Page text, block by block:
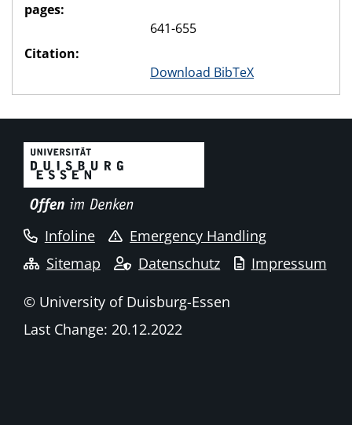
pages:
641-655
Citation:
Download BibTeX
Infoline
Emergency Handling
Sitemap
Datenschutz Impressum
© University of Duisburg-Essen
Last Change: 20.12.2022